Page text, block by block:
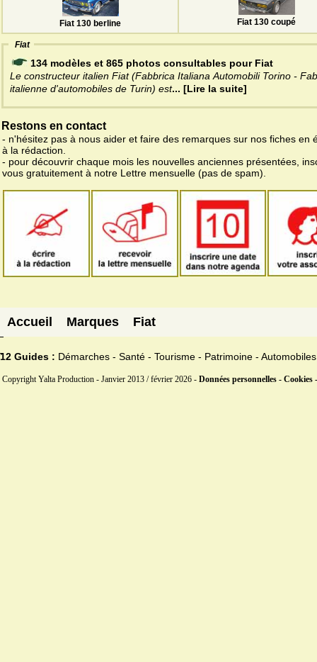
Fiat 130 berline Fiat 130 coupé
Fiat
134 modèles et 865 photos consultables pour Fiat
Le constructeur italien Fiat (Fabbrica Italiana Automobili Torino -
italienne d'automobiles de Turin) est... [Lire la suite]
Restons en contact
- n'hésitez pas à nous aider et faire des remarques sur nos fiches en
à la rédaction.
- pour découvrir chaque mois les nouvelles anciennes présentées,
vous gratuitement à notre Lettre mensuelle (pas de spam).
Accueil Marques Fiat
12 Guides : Démarches - Santé - Tourisme - Patrimoine - Automobiles
Copyright Yalta Production - Janvier 2013 / février 2026 - Données personnelles - Cookies